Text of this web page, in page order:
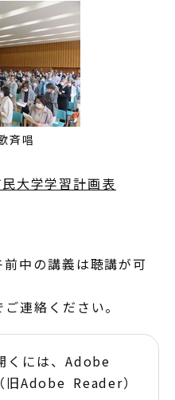
斉唱
大学学習計画表
中の講義は聴講が可
連絡ください。
くには、Adobe
Adobe Reader）